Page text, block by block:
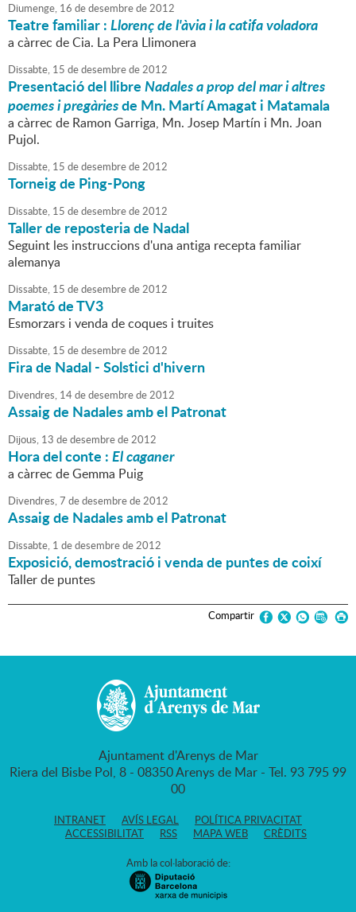
Diumenge, 16 dedesembrede2012
Teatre familiar :Llorenç de l'àvia i la catifa voladora
a càrrec de Cia. La Pera Llimonera
Dissabte, 15 dedesembrede2012
Presentació del llibreNadales a prop del mar i altres
poemes i pregàriesde Mn. Martí Amagat i Matamala
a càrrec de Ramon Garriga, Mn. Josep Martín i Mn. Joan
Pujol.
Dissabte, 15 dedesembrede2012
Torneig de Ping-Pong
Dissabte, 15 dedesembrede2012
Taller de reposteria de Nadal
Seguint les instruccions d'una antiga recepta familiar
alemanya
Dissabte, 15 dedesembrede2012
Marató de TV3
Esmorzars i venda de coques i truites
Dissabte, 15 dedesembrede2012
Fira de Nadal - Solstici d'hivern
Divendres, 14dedesembrede2012
Assaig de Nadales amb el Patronat
Dijous, 13 dedesembrede2012
Hora del conte :El caganer
a càrrec de Gemma Puig
Divendres,7 dedesembrede2012
Assaig de Nadales amb el Patronat
Dissabte, 1 dedesembrede2012
Exposició, demostració i venda de puntes de coixí
Taller de puntes
Compartir
Ajuntament d'Arenys de Mar
Riera del Bisbe Pol, 8 - 08350 Arenys de Mar - Tel. 93 795 99
00
INTRANET AVÍS LEGAL
POLÍTICA PRIVACITAT
ACCESSIBILITAT
RSS MAPA WEB CRÈDITS
Amb la col·laboració de: